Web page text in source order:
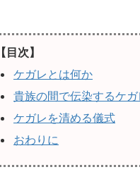
【目次】
ケガレとは何か
貴族の間で伝染するケガ
ケガレを清める儀式
おわりに